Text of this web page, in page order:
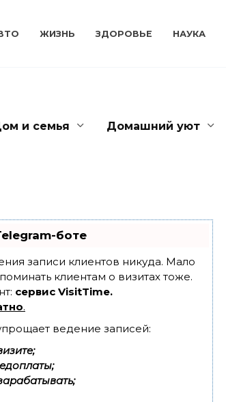
ЖИЗНЬ ЗДОРОВЬЕ НАУКА
и семья Домашний уют
боте
записи клиентов никуда. Мало
клиентам о визитах тоже.
сервис VisitTime.
.
ведение записей: